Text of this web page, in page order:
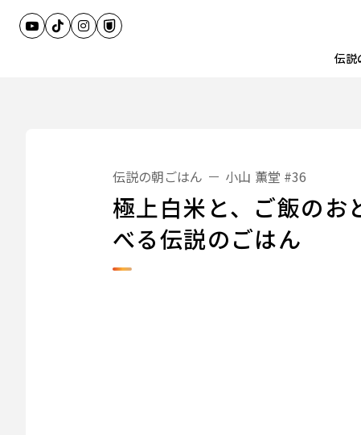
伝説
伝説の朝ごはん 小山 薫堂 #36
極上白米と、ご飯のお
べる伝説のごはん